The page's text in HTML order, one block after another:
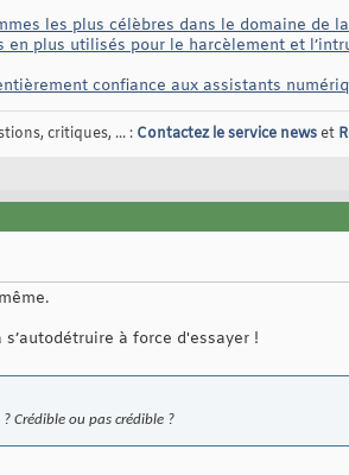
les plus célèbres dans le domaine de
plus utilisés pour le harcèlement et
confiance aux assistants
critiques, ... : Contactez le service newset
à force d'essayer !
Crédible ou pas crédible ?